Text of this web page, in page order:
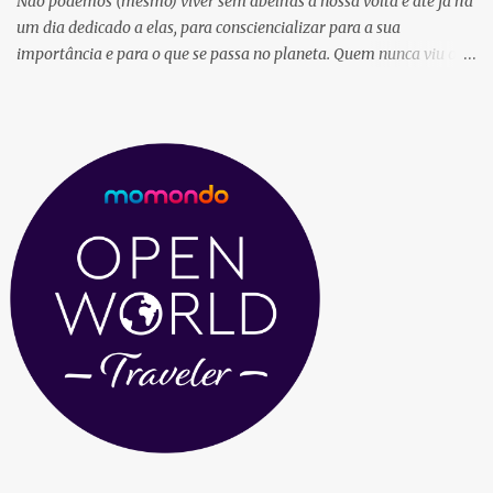
um dia dedicado a elas, para consciencializar para a sua
importância e para o que se passa no planeta. Quem nunca viu o
e coloridas, que alegram quem por lá passeia ... e eu gosto tanto 😊
Esta é assim uma maneira de falar de coisas sérias com muita
fofurice. Todos sabemos que as abelhas foram declaradas como
um dos animais mais importantes para a vida no planeta, mas
infelizmente estão a morrer cada vez em maior número. A França,
foi o primeiro país a banir os pesticidas e agrotóxicos que estão
ligados ao declínio da espécie e todos sabemos que sem
polinização não há flores, nem plantas, nem legumes ... e o resto é
fácil d...